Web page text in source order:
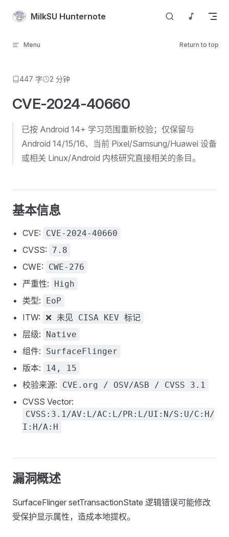
Skip to content
MilkSU Hunternote
Menu Return to top
447 字 2 分钟
CVE-2024-40660
已按 Android 14+ 学习范围重新校验；仅保留与
Android 14/15/16、当前 Pixel/Samsung/Huawei 设备
或相关 Linux/Android 内核研究直接相关的条目。
基本信息
CVE: CVE-2024-40660
CVSS: 7.8
CWE: CWE-276
严重性: High
类型: EoP
ITW: ❌ 未见 CISA KEV 标记
层级: Native
组件: SurfaceFlinger
版本: 14, 15
校验来源: CVE.org / OSV/ASB / CVSS 3.1
CVSS Vector:
CVSS:3.1/AV:L/AC:L/PR:L/UI:N/S:U/C:H/
I:H/A:H
漏洞概述
SurfaceFlinger setTransactionState 逻辑错误可能修改
受保护显示属性，造成本地提权。